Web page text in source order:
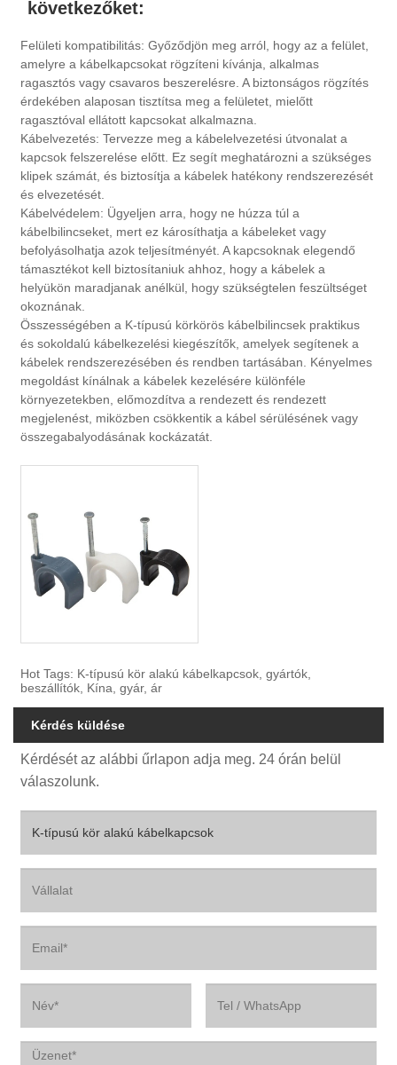
következőket:
Felületi kompatibilitás: Győződjön meg arról, hogy az a felület,
amelyre a kábelkapcsokat rögzíteni kívánja, alkalmas
ragasztós vagy csavaros beszerelésre. A biztonságos rögzítés
érdekében alaposan tisztítsa meg a felületet, mielőtt
ragasztóval ellátott kapcsokat alkalmazna.
Kábelvezetés: Tervezze meg a kábelelvezetési útvonalat a
kapcsok felszerelése előtt. Ez segít meghatározni a szükséges
klipek számát, és biztosítja a kábelek hatékony rendszerezését
és elvezetését.
Kábelvédelem: Ügyeljen arra, hogy ne húzza túl a
kábelbilincseket, mert ez károsíthatja a kábeleket vagy
befolyásolhatja azok teljesítményét. A kapcsoknak elegendő
támasztékot kell biztosítaniuk ahhoz, hogy a kábelek a
helyükön maradjanak anélkül, hogy szükségtelen feszültséget
okoznának.
Összességében a K-típusú körkörös kábelbilincsek praktikus
és sokoldalú kábelkezelési kiegészítők, amelyek segítenek a
kábelek rendszerezésében és rendben tartásában. Kényelmes
megoldást kínálnak a kábelek kezelésére különféle
környezetekben, előmozdítva a rendezett és rendezett
megjelenést, miközben csökkentik a kábel sérülésének vagy
összegabalyodásának kockázatát.
Hot Tags: K-típusú kör alakú kábelkapcsok, gyártók,
beszállítók, Kína, gyár, ár
Kérdés küldése
Kérdését az alábbi űrlapon adja meg. 24 órán belül
válaszolunk.